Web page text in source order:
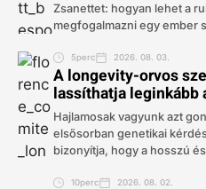
Zsanettet: hogyan lehet a
megfogalmazni egy ember
5perc 2026. 08. 03.
A longevity-orvos
lassíthatja leginkább
Hajlamosak vagyunk azt
elsősorban genetikai
bizonyítja, hogy a hosszú
10perc 2026. 08. 02.